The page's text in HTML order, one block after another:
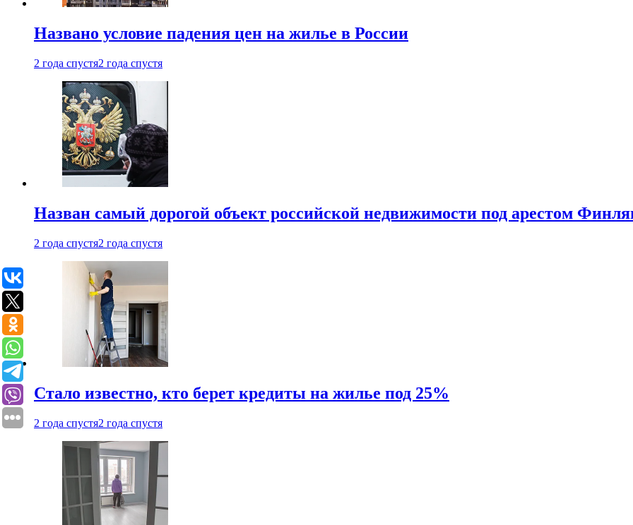
Названо условие падения цен на жилье в России
2 года спустя2 года спустя
Назван самый дорогой объект российской недвижимости под арестом
2 года спустя2 года спустя
Стало известно, кто берет кредиты на жилье под 25%
2 года спустя2 года спустя